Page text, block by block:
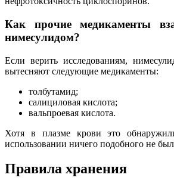
Как прочие медикаменты
нимесулидом?
Если верить исследованиям,
вытесняют следующие медикаменты:
толбутамид;
салициловая кислота;
вальпроевая кислота.
Хотя в плазме крови это
использовании ничего подобного не
Правила хранения